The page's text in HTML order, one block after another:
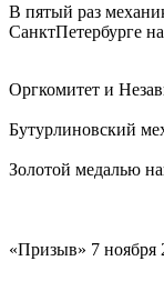
В пятый раз
СанктПетербурге
Оргкомитет и
Бутурлиновский
Золотой медалью
«Призыв» 7 ноября